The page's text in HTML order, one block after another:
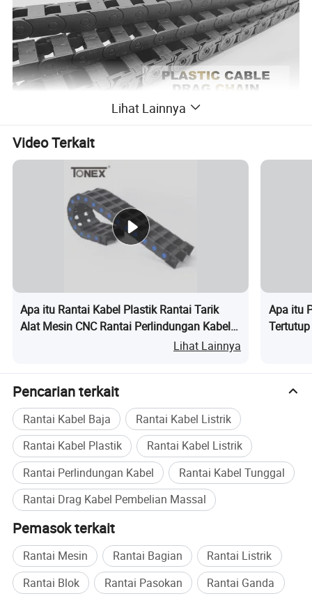
Lihat Lainnya
Video Terkait
Apa itu Rantai Kabel Plastik Rantai Tarik
Alat Mesin CNC Rantai Perlindungan Kabel
Lihat Lainnya
Apa itu
Pencarian terkait
Rantai Kabel Baja
Rantai Kabel Listrik
Rantai Kabel Plastik
Rantai Kabel Listrik
Rantai Perlindungan Kabel
Rantai Kabel Tunggal
Rantai Drag Kabel Pembelian Massal
Pemasok terkait
Rantai Mesin Rantai Bagian
Rantai Listrik
Rantai Blok
Rantai Pasokan Rantai Ganda